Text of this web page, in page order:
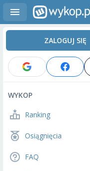
ZALOGUJ SIĘ
WYKOP
Ranking
Osiągnięcia
FAQ